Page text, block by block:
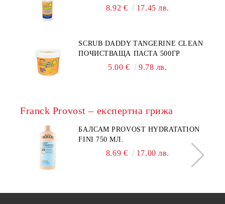
8.92 € 17.45 лв.
SCRUB DADDY TANGERINE CLEAN
ПОЧИСТВАЩА ПАСТА 500ГР
5.00 € 9.78 лв.
Franck Provost – експертна грижа
БАЛСАМ PROVOST HYDRATATION
FINI 750 МЛ.
8.69 € 17.00 лв.